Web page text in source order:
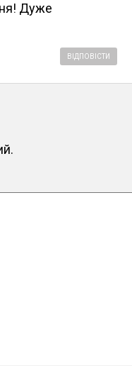
Дуже
ВІДПОВІСТИ